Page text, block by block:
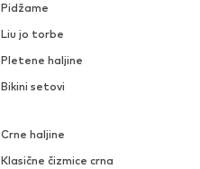
Pidžame
Liu jo torbe
Pletene haljine
Bikini setovi
Crne haljine
Klasične čizmice crna